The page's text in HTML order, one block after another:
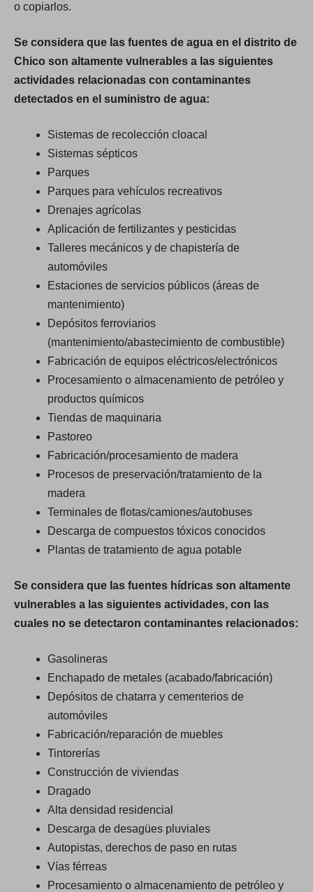
o copiarlos.
Se considera que las fuentes de agua en el distrito de
Chico son altamente vulnerables a las siguientes
actividades relacionadas con contaminantes
detectados en el suministro de agua:
Sistemas de recolección cloacal
Sistemas sépticos
Parques
Parques para vehículos recreativos
Drenajes agrícolas
Aplicación de fertilizantes y pesticidas
Talleres mecánicos y de chapistería de
automóviles
Estaciones de servicios públicos (áreas de
mantenimiento)
Depósitos ferroviarios
(mantenimiento/abastecimiento de combustible)
Fabricación de equipos eléctricos/electrónicos
Procesamiento o almacenamiento de petróleo y
productos químicos
Tiendas de maquinaria
Pastoreo
Fabricación/procesamiento de madera
Procesos de preservación/tratamiento de la
madera
Terminales de flotas/camiones/autobuses
Descarga de compuestos tóxicos conocidos
Plantas de tratamiento de agua potable
Se considera que las fuentes hídricas son altamente
vulnerables a las siguientes actividades, con las
cuales no se detectaron contaminantes relacionados:
Gasolineras
Enchapado de metales (acabado/fabricación)
Depósitos de chatarra y cementerios de
automóviles
Fabricación/reparación de muebles
Tintorerías
Construcción de viviendas
Dragado
Alta densidad residencial
Descarga de desagües pluviales
Autopistas, derechos de paso en rutas
Vías férreas
Procesamiento o almacenamiento de petróleo y